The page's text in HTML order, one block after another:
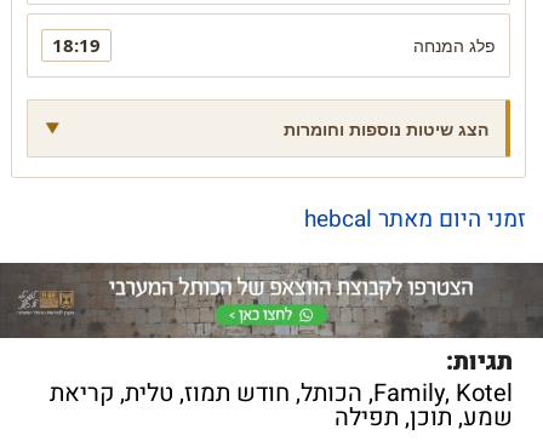
פלג המנחה 18:19
הצג שיטות נוספות וחומרות
זמני היום מאתר hebcal
תגיות:
Family, Kotel
, הכותל, חודש תמוז, טלית, קריאת
שמע, תוכן, תפילה